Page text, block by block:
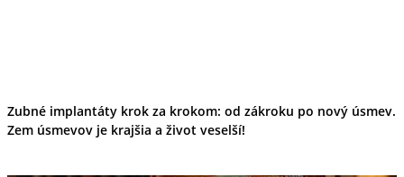
Zubné implantáty krok za krokom: od zákroku po nový úsmev.
Zem úsmevov je krajšia a život veselší!